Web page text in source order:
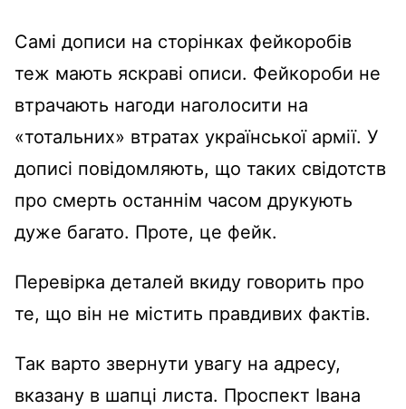
Самі дописи на сторінках фейкоробів
теж мають яскраві описи. Фейкороби не
втрачають нагоди наголосити на
«тотальних» втратах української армії. У
дописі повідомляють, що таких свідотств
про смерть останнім часом друкують
дуже багато. Проте, це фейк.
Перевірка деталей вкиду говорить про
те, що він не містить правдивих фактів.
Так варто звернути увагу на адресу,
вказану в шапці листа. Проспект Івана